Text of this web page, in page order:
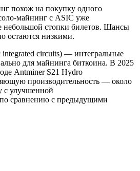
похож на покупку одного
майнинг с ASIC уже
небольшой стопки билетов. Шансы
остаются низкими.
circuits) — интегральные
для майнинга биткоина. В 2025
Antminer S21 Hydro
производительность — около
с улучшенной
сравнению с предыдущими